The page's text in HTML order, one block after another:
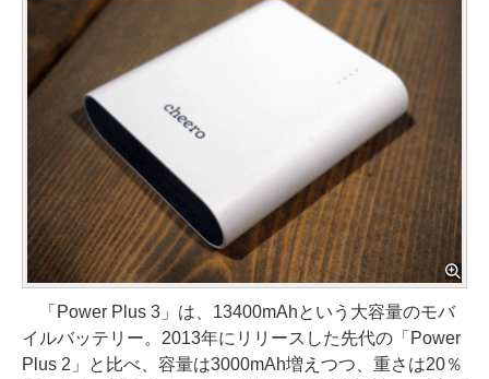
「Power Plus 3」は、13400mAhという大容量のモバ
イルバッテリー。2013年にリリースした先代の「Power
Plus 2」と比べ、容量は3000mAh増えつつ、重さは20％